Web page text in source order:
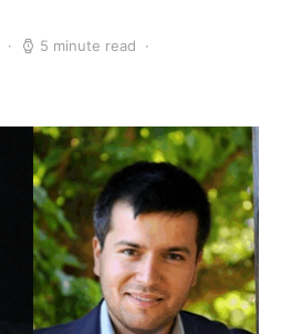
5 minute read